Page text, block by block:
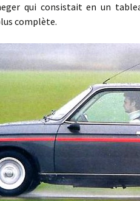
qui consistait en un
complète.